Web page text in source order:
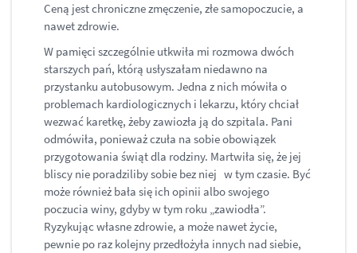
Ceną jest chroniczne zmęczenie, złe samopoczucie, a
nawet zdrowie.
W pamięci szczególnie utkwiła mi rozmowa dwóch
starszych pań, którą usłyszałam niedawno na
przystanku autobusowym. Jedna z nich mówiła o
problemach kardiologicznych i lekarzu, który chciał
wezwać karetkę, żeby zawiozła ją do szpitala. Pani
odmówiła, ponieważ czuła na sobie obowiązek
przygotowania świąt dla rodziny. Martwiła się, że jej
bliscy nie poradziliby sobie bez niej w tym czasie. Być
może również bała się ich opinii albo swojego
poczucia winy, gdyby w tym roku „zawiodła”.
Ryzykując własne zdrowie, a może nawet życie,
pewnie po raz kolejny przedłożyła innych nad siebie,